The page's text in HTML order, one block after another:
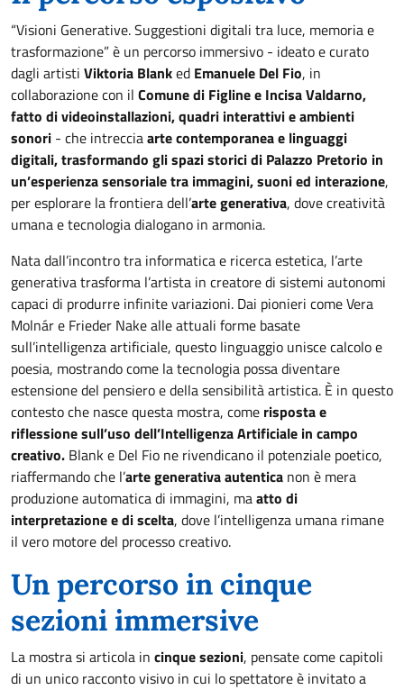
“Visioni Generative. Suggestioni digitali tra luce, memoria e
trasformazione” è un percorso immersivo - ideato e curato
dagli artisti Viktoria Blanked Emanuele Del Fio, in
collaborazione con il Comune di Figline e Incisa Valdarno,
fatto di videoinstallazioni, quadri interattivi e ambienti
sonori - che intrecciaarte contemporanea e linguaggi
digitali, trasformando gli spazi storici di Palazzo Pretorio in
un’esperienza sensoriale tra immagini, suoni ed interazione,
per esplorare la frontiera dell’arte generativa, dove creatività
umana e tecnologia dialogano in armonia.
Nata dall’incontro tra informatica e ricerca estetica, l’arte
generativa trasforma l’artista in creatore di sistemi autonomi
capaci di produrre infinite variazioni. Dai pionieri come Vera
Molnár e Frieder Nake alle attuali forme basate
sull’intelligenza artificiale, questo linguaggio unisce calcolo e
poesia, mostrando come la tecnologia possa diventare
estensione del pensiero e della sensibilità artistica. È in questo
contesto che nasce questa mostra, come risposta e
riflessione sull’uso dell’Intelligenza Artificiale in campo
creativo. Blank e Del Fio ne rivendicano il potenziale poetico,
riaffermando che l’arte generativa autentica non è mera
produzione automatica di immagini, maatto di
interpretazione e di scelta, dove l’intelligenza umana rimane
il vero motore del processo creativo.
Un percorso in cinque
sezioni immersive
La mostra si articola in cinque sezioni, pensate come capitoli
di un unico racconto visivo in cui lo spettatore è invitato a